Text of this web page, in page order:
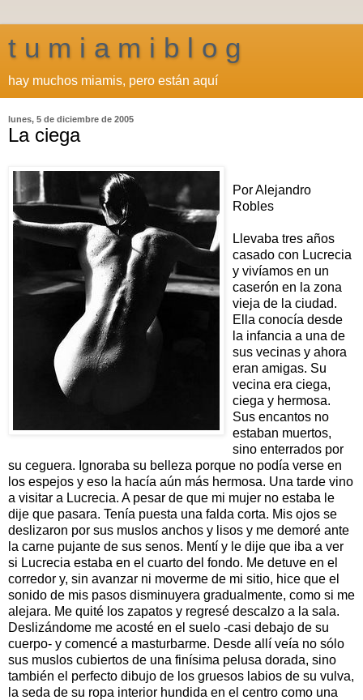
t u m i a m i b l o g
hay muchos miamis, pero están aquí
lunes, 5 de diciembre de 2005
La ciega
Por Alejandro
Robles
Llevaba tres años
casado con Lucrecia
y vivíamos en un
caserón en la zona
vieja de la ciudad.
Ella conocía desde
la infancia a una de
sus vecinas y ahora
eran amigas. Su
vecina era ciega,
ciega y hermosa.
Sus encantos no
estaban muertos,
sino enterrados por
su ceguera. Ignoraba su belleza porque no podía verse en
los espejos y eso la hacía aún más hermosa. Una tarde vino
a visitar a Lucrecia. A pesar de que mi mujer no estaba le
dije que pasara. Tenía puesta una falda corta. Mis ojos se
deslizaron por sus muslos anchos y lisos y me demoré ante
la carne pujante de sus senos. Mentí y le dije que iba a ver
si Lucrecia estaba en el cuarto del fondo. Me detuve en el
corredor y, sin avanzar ni moverme de mi sitio, hice que el
sonido de mis pasos disminuyera gradualmente, como si me
alejara. Me quité los zapatos y regresé descalzo a la sala.
Deslizándome me acosté en el suelo -casi debajo de su
cuerpo- y comencé a masturbarme. Desde allí veía no sólo
sus muslos cubiertos de una finísima pelusa dorada, sino
también el perfecto dibujo de los gruesos labios de su vulva,
la seda de su ropa interior hundida en el centro como una